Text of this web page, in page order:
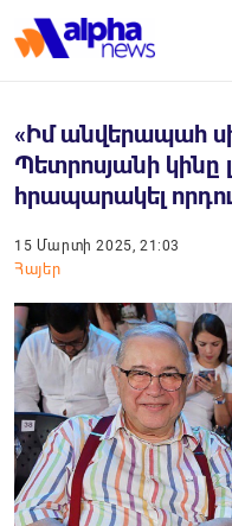
«Իմ անվերապահ
Պետրոսյանի կինը
հրապարակել
15 Մարտի 2025, 21:03
Հայեր